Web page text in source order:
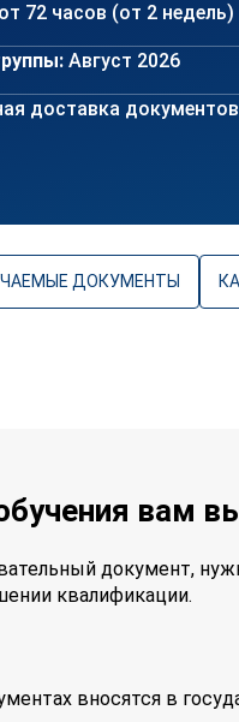
от 72 часов (от 2 недель)
Август 2026
доставка
ДОКУМЕНТЫ
вам
документ,
квалификации.
вносятся в